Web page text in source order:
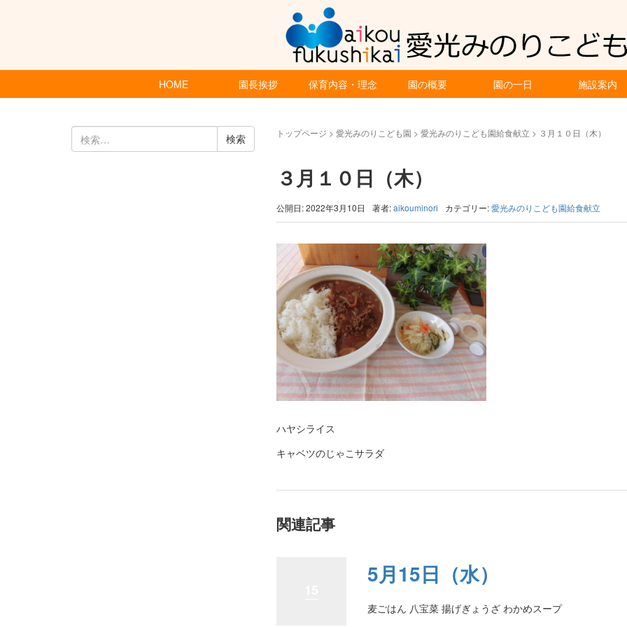
HOME 園長挨拶 保育内容・理念 園の概要 園の一日 施設案内
トップページ > 愛光みのりこども園 > 愛光みのりこども園給食献立 > ３月１０日（木）
３月１０日（木）
公開日: 2022年3月10日 著者:aikouminori カテゴリー:愛光みのりこども園給食献立
ハヤシライス
キャベツのじゃこサラダ
関連記事
5月15日（水）
麦ごはん 八宝菜 揚げぎょうざ わかめスープ
検
索: